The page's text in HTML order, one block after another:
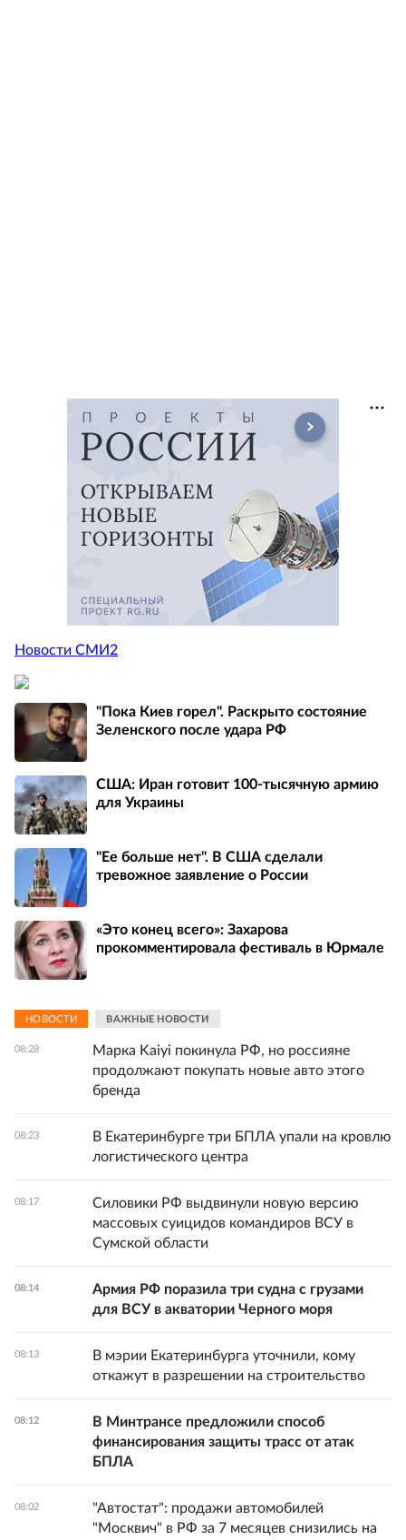
Новости СМИ2
"Пока Киев горел". Раскрыто состояние
Зеленского после удара РФ
США: Иран готовит 100-тысячную армию
для Украины
"Ее больше нет". В США сделали
тревожное заявление о России
«Это конец всего»: Захарова
прокомментировала фестиваль в Юрмале
НОВОСТИ ВАЖНЫЕ НОВОСТИ
08:28
Марка Kaiyi покинула РФ, но россияне
продолжают покупать новые авто этого
бренда
08:23
В Екатеринбурге три БПЛА упали на кровлю
логистического центра
08:17
Силовики РФ выдвинули новую версию
массовых суицидов командиров ВСУ в
Сумской области
08:14
Армия РФ поразила три судна с грузами
для ВСУ в акватории Черного моря
08:13
В мэрии Екатеринбурга уточнили, кому
откажут в разрешении на строительство
08:12
В Минтрансе предложили способ
финансирования защиты трасс от атак
БПЛА
08:02
"Автостат": продажи автомобилей
"Москвич" в РФ за 7 месяцев снизились на